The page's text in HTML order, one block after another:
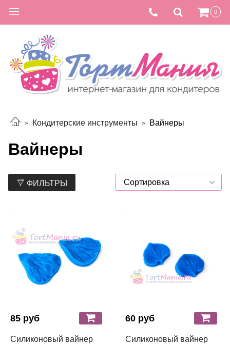
0
Кондитерские инструменты Вайнеры
Вайнеры
ФИЛЬТРЫ
85 руб
Силиконовый вайнер
60 руб
Силиконовый вайнер